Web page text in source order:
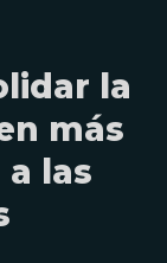
la
más
las